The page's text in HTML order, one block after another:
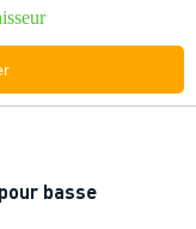
basse